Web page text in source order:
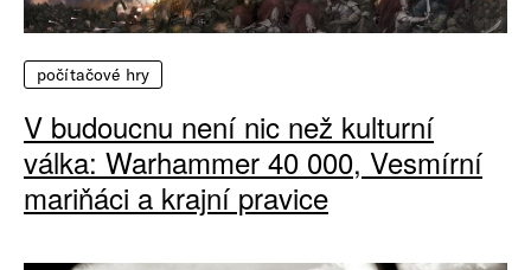
počítačové hry
V budoucnu není nic než kulturní
válka: Warhammer 40 000, Vesmírní
mariňáci a krajní pravice